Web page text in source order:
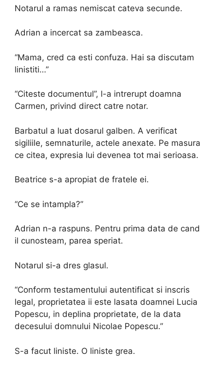
Notarul a ramas nemiscat cateva secunde.
Adrian a incercat sa zambeasca.
“Mama, cred ca esti confuza. Hai sa discutam
linistiti…”
“Citeste documentul”, l-a intrerupt doamna
Carmen, privind direct catre notar.
Barbatul a luat dosarul galben. A verificat
sigiliile, semnaturile, actele anexate. Pe masura
ce citea, expresia lui devenea tot mai serioasa.
Beatrice s-a apropiat de fratele ei.
“Ce se intampla?”
Adrian n-a raspuns. Pentru prima data de cand
il cunosteam, parea speriat.
Notarul si-a dres glasul.
“Conform testamentului autentificat si inscris
legal, proprietatea ii este lasata doamnei Lucia
Popescu, in deplina proprietate, de la data
decesului domnului Nicolae Popescu.”
S-a facut liniste. O liniste grea.